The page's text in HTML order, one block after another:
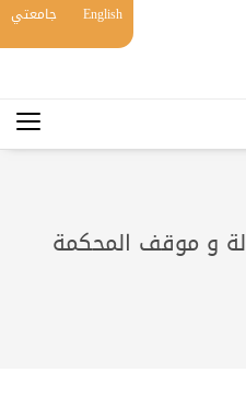
English جامعتي
و موقف المحكمة